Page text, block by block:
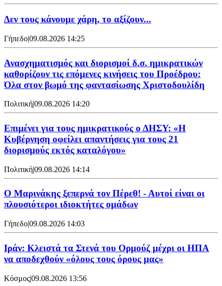
Δεν τους κάνουμε χάρη, το αξίζουν...
Γήπεδο|09.08.2026 14:25
Ανασχηματισμός και διορισμοί δ.σ. ημικρατικών
καθορίζουν τις επόμενες κινήσεις του Προέδρου:
Όλα στον βωμό της φαντασίωσης Χριστοδουλίδη
Πολιτική|09.08.2026 14:20
Επιμένει για τους ημικρατικούς ο ΔΗΣΥ: «Η
Κυβέρνηση οφείλει απαντήσεις για τους 21
διορισμούς εκτός καταλόγου»
Πολιτική|09.08.2026 14:14
Ο Μαρινάκης ξεπερνά τον Πέρεθ! - Αυτοί είναι οι
πλουσιότεροι ιδιοκτήτες ομάδων
Γήπεδο|09.08.2026 14:03
Ιράν: Κλειστά τα Στενά του Ορμούζ μέχρι οι ΗΠΑ
να αποδεχθούν «όλους τους όρους μας»
Κόσμος|09.08.2026 13:56